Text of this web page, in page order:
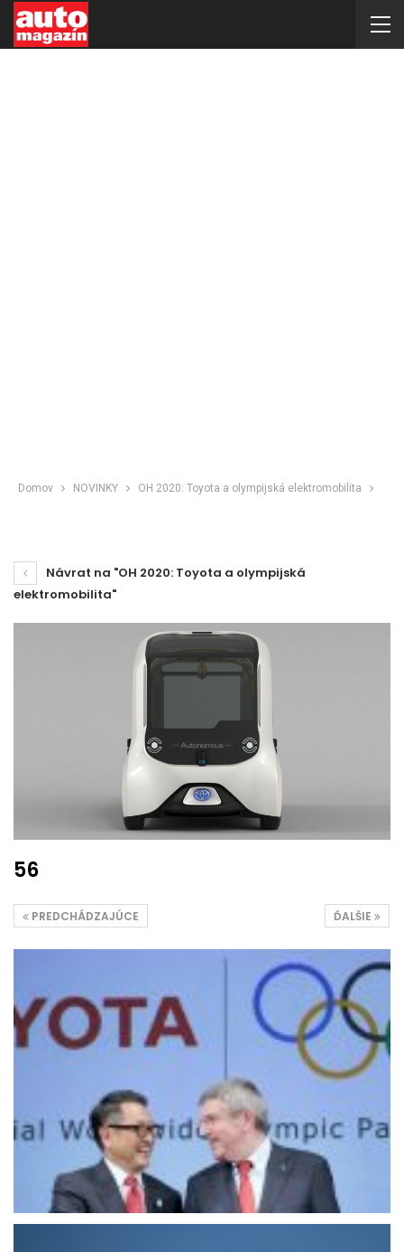
Domov NOVINKY OH 2020: Toyota a olympijská elektromobilita
Návrat na "OH 2020: Toyota a olympijská
elektromobilita"
56
ĎALŠIE
PREDCHÁDZAJÚCE